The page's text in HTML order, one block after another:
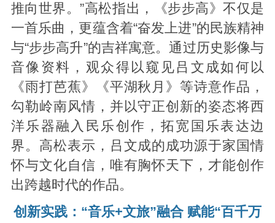
推向世界。”高松指出，《步步高》不仅是
一首乐曲，更蕴含着“奋发上进”的民族精神
与“步步高升”的吉祥寓意。通过历史影像与
音像资料，观众得以窥见吕文成如何以
《雨打芭蕉》《平湖秋月》等诗意作品，
勾勒岭南风情，并以守正创新的姿态将西
洋乐器融入民乐创作，拓宽国乐表达边
界。高松表示，吕文成的成功源于家国情
怀与文化自信，唯有胸怀天下，才能创作
出跨越时代的作品。
创新实践： “音乐+文旅”融合 赋能“百千万